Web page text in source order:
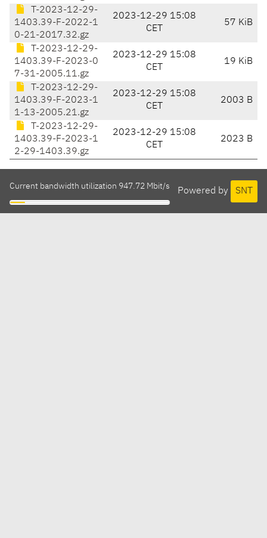
T-2023-12-29-
1403.39-F-2022-1
0-21-2017.32.gz
2023-12-29 15:08
CET
57 KiB
T-2023-12-29-
1403.39-F-2023-0
7-31-2005.11.gz
2023-12-29 15:08
CET
19 KiB
T-2023-12-29-
1403.39-F-2023-1
1-13-2005.21.gz
2023-12-29 15:08
CET
2003 B
T-2023-12-29-
1403.39-F-2023-1
2-29-1403.39.gz
2023-12-29 15:08
CET
2023 B
Powered by SNT
Current bandwidth utilization 947.72 Mbit/s